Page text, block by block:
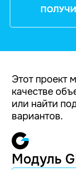
Этот проект
качестве
или найти
вариантов.
Модуль